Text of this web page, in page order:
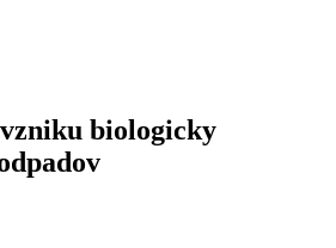
biologicky